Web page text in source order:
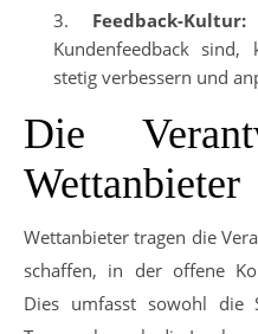
Feedback-Kultur:
Kundenfeedback sind,
stetig verbessern und
Die
Wettanbieter
Wettanbieter tragen die
schaffen, in der offene
Dies umfasst sowohl die